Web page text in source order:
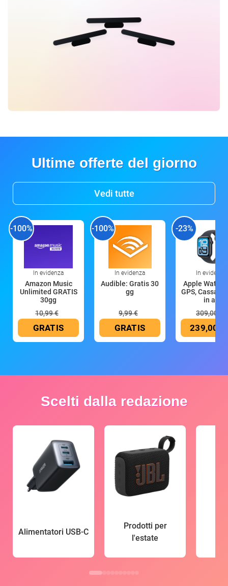
Ultime offerte del giorno
Vedi tutte
-100%
In evidenza
Amazon Music
Unlimited GRATIS
30gg
10,99 €
GRATIS
-100%
In evidenza
Audible: Gratis 30
gg
9,99 €
GRATIS
-23%
In evidenza
Apple Watch
GPS, Cassa
in all
309,00 €
239,00 €
Scelti dalla redazione
Alimentatori USB-C
Prodotti per
l'estate